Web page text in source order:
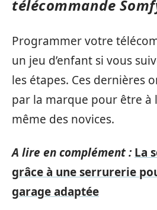
télécommande
Programmer votre
un jeu d’enfant si vous
les étapes. Ces dernières
par la marque pour être à
même des novices.
A lire en complément : La
grâce à une serrurerie
garage adaptée